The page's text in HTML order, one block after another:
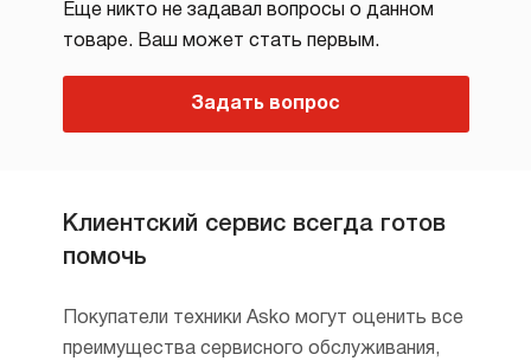
Еще никто не задавал вопросы о данном
товаре. Ваш может стать первым.
Задать вопрос
Клиентский сервис всегда готов
помочь
Покупатели техники Asko могут оценить все
преимущества сервисного обслуживания,